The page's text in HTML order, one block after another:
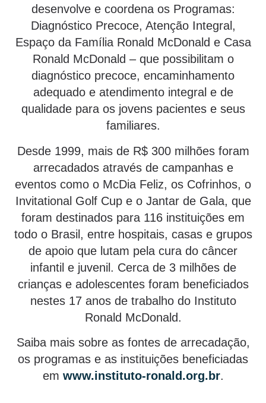
desenvolve e coordena os Programas:
Diagnóstico Precoce, Atenção Integral,
Espaço da Família Ronald McDonald e Casa
Ronald McDonald – que possibilitam o
diagnóstico precoce, encaminhamento
adequado e atendimento integral e de
qualidade para os jovens pacientes e seus
familiares.
Desde 1999, mais de R$ 300 milhões foram
arrecadados através de campanhas e
eventos como o McDia Feliz, os Cofrinhos, o
Invitational Golf Cup e o Jantar de Gala, que
foram destinados para 116 instituições em
todo o Brasil, entre hospitais, casas e grupos
de apoio que lutam pela cura do câncer
infantil e juvenil. Cerca de 3 milhões de
crianças e adolescentes foram beneficiados
nestes 17 anos de trabalho do Instituto
Ronald McDonald.
Saiba mais sobre as fontes de arrecadação,
os programas e as instituições beneficiadas
em www.instituto-ronald.org.br.